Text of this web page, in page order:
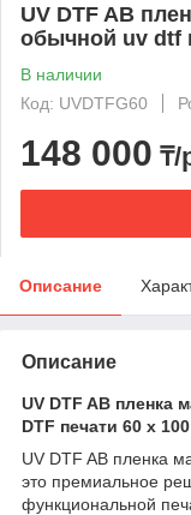
UV DTF AB
обычной uv dtf
В наличии
Код: UVDTFG60
148 000 ₸/
Описание
Описание
UV DTF AB пленка
DTF печати 60 х
UV DTF AB пленка
это премиальное
функциональной